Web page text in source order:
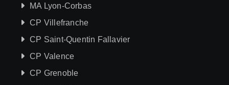
MA Lyon-Corbas
CP Villefranche
CP Saint-Quentin Fallavier
CP Valence
CP Grenoble